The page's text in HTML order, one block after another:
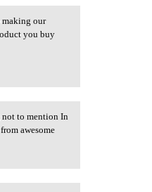
making our
you buy
not to mention In
awesome